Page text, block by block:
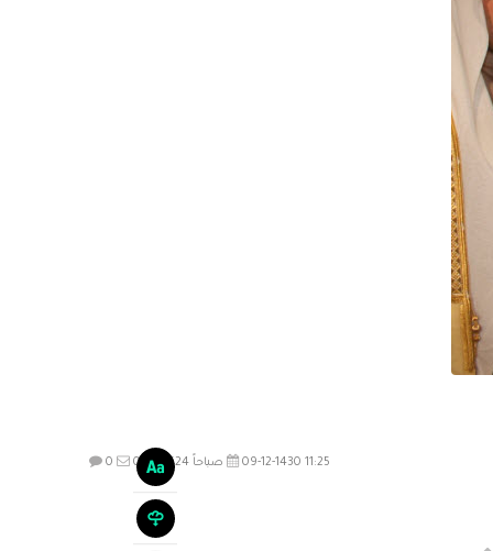
09-12-1430 11:25 صباحاً 0 0 2624